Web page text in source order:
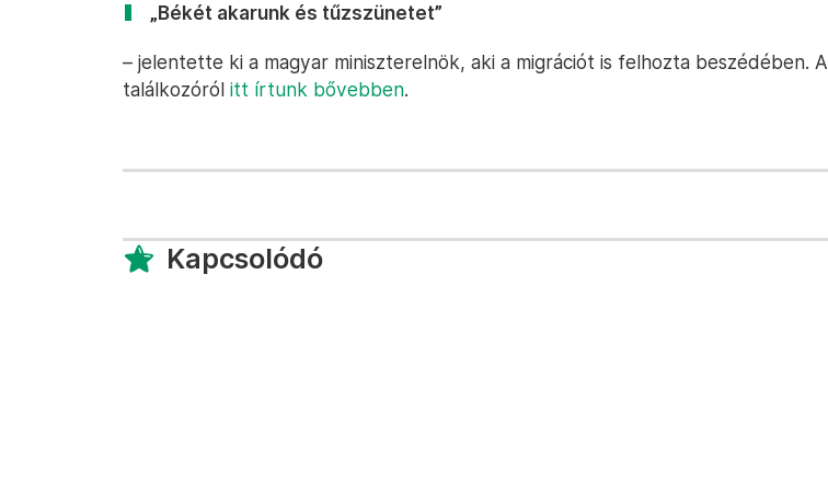
„Békét akarunk és tűzszünetet”
– jelentette ki a magyar miniszterelnök, aki a migrációt is felhozta beszédében. A
találkozóról itt írtunk bővebben.
Kapcsolódó